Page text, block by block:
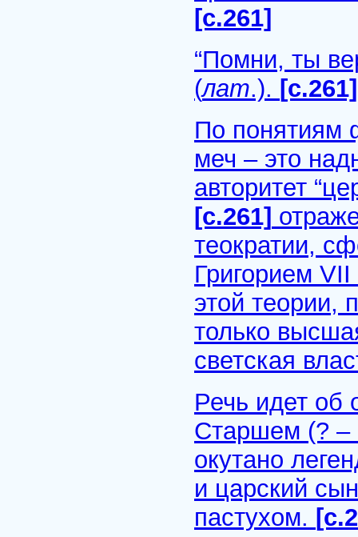
[с.261]
“Помни, ты
(лат.). [с.261]
По понятиям
меч – это
авторитет
[с.261]
теократии,
Григорием
этой теории,
только
светская
Речь идет об
Старшем (? –
окутано
и царский
пастухом.